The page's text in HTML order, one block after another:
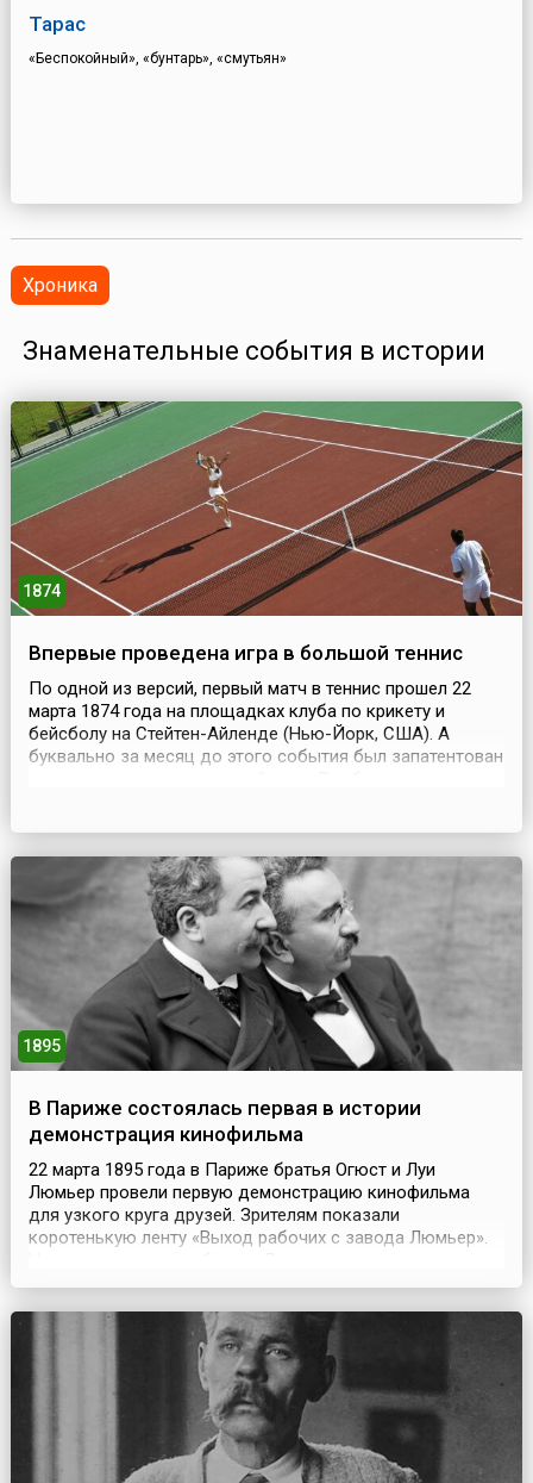
Тарас
«Беспокойный», «бунтарь», «смутьян»
Хроника
Знаменательные события в истории
1874
Впервые проведена игра в большой теннис
По одной из версий, первый матч в теннис прошел 22
марта 1874 года на площадках клуба по крикету и
бейсболу на Стейтен-Айленде (Нью-Йорк, США). А
буквально за месяц до этого события был запатентован
1895
В Париже состоялась первая в истории
демонстрация кинофильма
22 марта 1895 года в Париже братья Огюст и Луи
Люмьер провели первую демонстрацию кинофильма
для узкого круга друзей. Зрителям показали
коротенькую ленту «Выход рабочих с завода Люмьер».
изобретенный ими аппарат «Синематограф». Однако
1895 года. В тот день в парижском кафе на Бульваре К...